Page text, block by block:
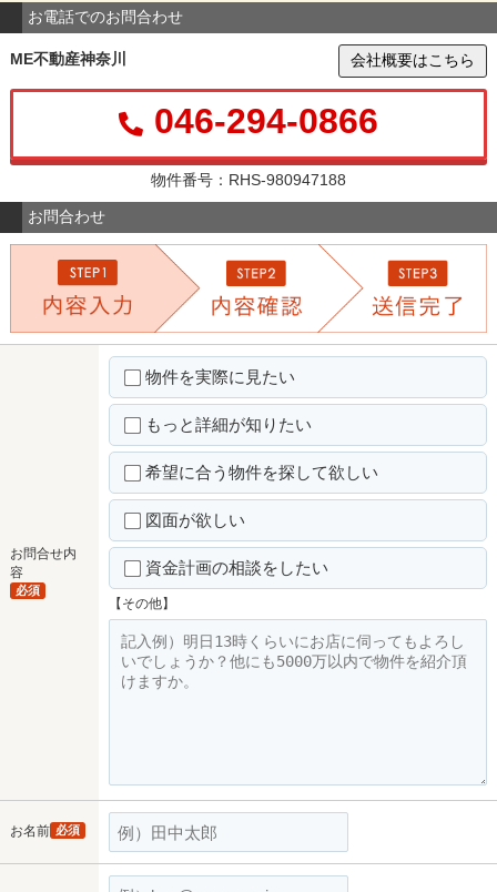
お電話でのお問合わせ
ME不動産神奈川 会社概要はこちら
046-294-0866
物件番号：RHS-980947188
お問合わせ
お問合せ内
容
必須
物件を実際に見たい
もっと詳細が知りたい
希望に合う物件を探して欲しい
図面が欲しい
資金計画の相談をしたい
【その他】
お名前 必須